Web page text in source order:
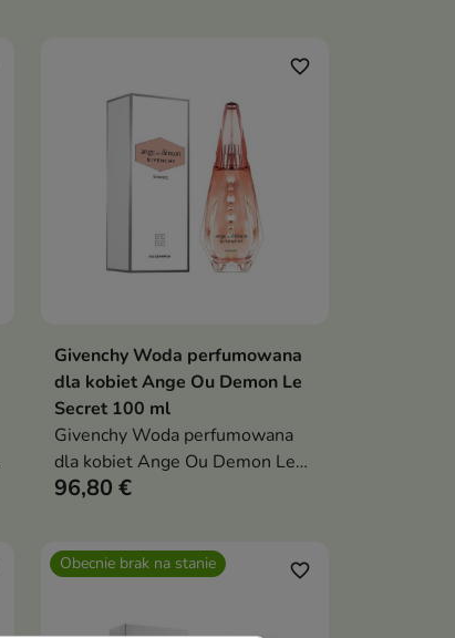
Dodaj do koszyka
favorite_border
Givenchy Woda perfumowana
dla kobiet Ange Ou Demon Le
Secret 100 ml
Givenchy Woda perfumowana
dla kobiet Ange Ou Demon Le
Secret 100 ml
96,80 €
Obecnie brak na stanie favorite_border